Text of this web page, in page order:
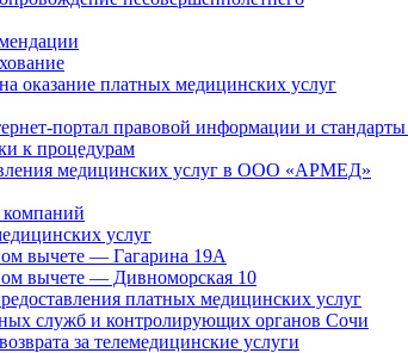
оказание платных медицинских услуг
портал правовой информации и
к процедурам
медицинских услуг в ООО «АРМЕД»
услуг
вычете — Гагарина 19А
вычете — Дивноморская 10
платных медицинских услуг
служб и контролирующих органов Сочи
за телемедицинские услуги